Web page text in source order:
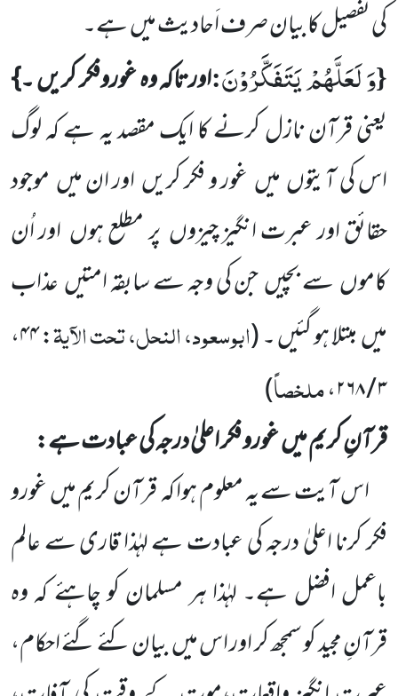
کی تفصیل کا بیان صرف اَحادیث میںہے۔
{وَ لَعَلَّهُمْ یَتَفَكَّرُوْنَ:اورتاکہ وہ غوروفکر کریں ۔}
یعنی قرآن نازل کرنے کا ایک مقصد یہ ہے کہ لوگ
اس کی آیتوںمیںغور و فکر کریںاور ان میںموجود
حقائق اور عبرت انگیز چیزوں پر مطلع ہوں اور اُن
کاموںسے بچیںجن کی وجہ سے سابقہامتیںعذاب
میںمبتلا ہو گئیں ۔(ابوسعود، النحل، تحت الآیۃ
: ۴۴،
۳ / ۲۶۸،
ملخصاً)
قرآنِ کریم میںغورو فکر اعلیٰ درجہ کی عبادت ہے:
اس آیت سے یہ معلوم ہوا کہقرآن کریم میںغورو
فکر کرنا اعلیٰ درجہ کی عبادت ہے لہٰذا قاری سے عالم
باعمل افضلہے۔ لہٰذا ہر مسلمان کو چاہئے کہ وہ
قرآنِ مجید کو سمجھ کر اور اس میںبیان کئے گئے احکام،